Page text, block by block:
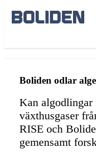
Boliden odlar
Kan algodlingar
växthusgaser
RISE och
gemensamt